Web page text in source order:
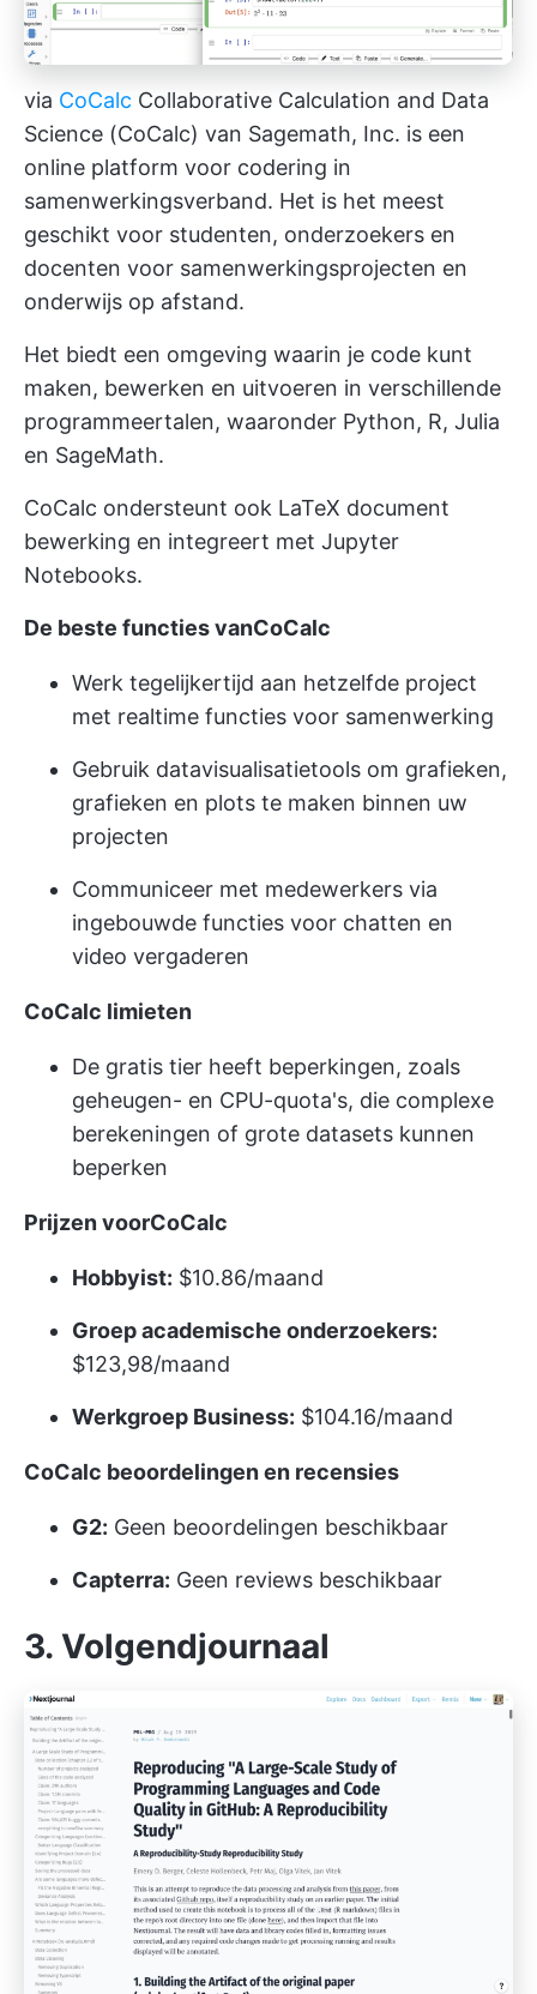
via CoCalc Collaborative Calculation and Data
Science (CoCalc) van Sagemath, Inc. is een
online platform voor codering in
samenwerkingsverband. Het is het meest
geschikt voor studenten, onderzoekers en
docenten voor samenwerkingsprojecten en
onderwijs op afstand.
Het biedt een omgeving waarin je code kunt
maken, bewerken en uitvoeren in verschillende
programmeertalen, waaronder Python, R, Julia
en SageMath.
CoCalc ondersteunt ook LaTeX document
bewerking en integreert met Jupyter
Notebooks.
De beste functies vanCoCalc
Werk tegelijkertijd aan hetzelfde project
met realtime functies voor samenwerking
Gebruik datavisualisatietools om grafieken,
grafieken en plots te maken binnen uw
projecten
Communiceer met medewerkers via
ingebouwde functies voor chatten en
video vergaderen
CoCalc limieten
De gratis tier heeft beperkingen, zoals
geheugen- en CPU-quota's, die complexe
berekeningen of grote datasets kunnen
beperken
Prijzen voorCoCalc
Hobbyist: $10.86/maand
Groep academische onderzoekers:
$123,98/maand
Werkgroep Business: $104.16/maand
CoCalc beoordelingen en recensies
G2: Geen beoordelingen beschikbaar
Capterra: Geen reviews beschikbaar
3. Volgendjournaal